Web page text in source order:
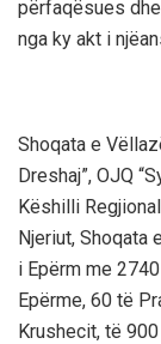
përfaqësues
nga ky akt i
Shoqata e
Dreshaj”, OJQ
Këshilli
Njeriut, Shoqata
i Epërm me
Epërme, 60 të
Krushecit, të